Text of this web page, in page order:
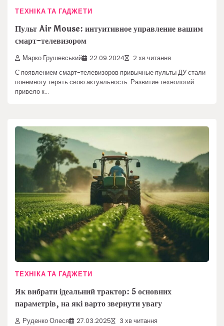
ТЕХНІКА ТА ГАДЖЕТИ
Пульт Air Mouse: интуитивное управление вашим
смарт-телевизором
Марко Грушевський 22.09.2024 2 хв читання
С появлением смарт-телевизоров привычные пульты ДУ стали
понемногу терять свою актуальность. Развитие технологий
привело к…
ТЕХНІКА ТА ГАДЖЕТИ
Як вибрати ідеальний трактор: 5 основних
параметрів, на які варто звернути увагу
Руденко Олеся 27.03.2025 3 хв читання